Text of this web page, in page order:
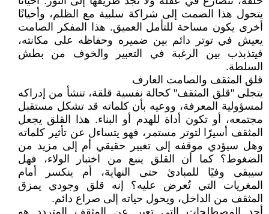
يتحول هذا الصمت إلى شراكة سلبية مع الظلم، وأحيانًا
أخرى يكون مساحة للتأمل العميق. هذا المفكر الصامت
يعيش في توتر دائم بين ضميره وحفاظه على مكانته،
فيتذبذب بين الرغبة في التعبير والخوف من بطش
السلطة.
قلق المثقف والصامت العارف
يتجلى "قلق المثقف" كحالة نفسية قلقة، تنشأ من إدراكه
لمسؤولية المعرفة، ووعيه بأن كلماته قد تشكل مستقبل
مجتمعه، أو تكون أداة للهدم أو البناء. هذا القلق يجعل
المثقف أسيرًا لتوتر مستمر، فهو يتساءل عن تأثير كلماته
وهل سيؤدي موقفه إلى تغيير حقيقي أم إلى مزيد من
الضغوط؟ كما أن القلق ينبع من اختبار الولاء، فهل
سيبقى وفيًا للمبادئ حتى النهاية، أم ينكسر أمام
المغريات التي تُعرض عليه؟ إنه قلق وجودي يمزق
المثقف من الداخل، ويحول حياته إلى صراع دائم.